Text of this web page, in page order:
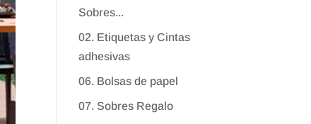
Sobres...
02. Etiquetas y Cintas
adhesivas
06. Bolsas de papel
07. Sobres Regalo